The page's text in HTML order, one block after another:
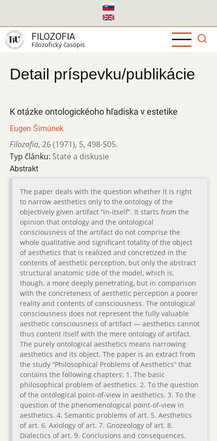
hlavný
obsah
FILOZOFIA
Filozofický časopis
Detail príspevku/publikácie
K otázke ontologickéoho hľadiska v estetike
Eugen Šimúnek
Filozofia, 26 (1971), 5, 498-505.
Typ článku: State a diskusie
Abstrakt
The paper deals with the question whether it is right
to narrow aesthetics only to the ontology of the
objectively given artifact “in-itself“. It starts from the
opinion that ontology and the ontological
consciousness of the artifact do not comprise the
whole qualitative and significant totality of the object
of aesthetics that is realized and concretized in the
contents of aesthetic perception, but only the abstract
structural anatomic side of the model, which is,
though, a more deeply penetrating, but in comparison
with the concreteness of aesthetic perception a poorer
reality and contents of consciousness. The ontological
consciousness does not represent the fully valuable
aesthetic consciousness of artifact — aesthetics cannot
thus content itself with the mere ontology of artifact.
The purely ontological aesthetics means narrowing
aesthetics and its object. The paper is an extract from
the study “Philosophical Problems of Aesthetics“ that
contains the following chapters: 1. The basic
philosophical problem of aesthetics. 2. To the question
of the ontological point-of-view in aesthetics. 3. To the
question of the phenomenological point-of-view in
aesthetics. 4. Semantic problems of art. 5. Aesthetics
of art. 6. Axiology of art. 7. Gnozeology of art. 8.
Dialectics of art. 9. Conclusions and consequences.